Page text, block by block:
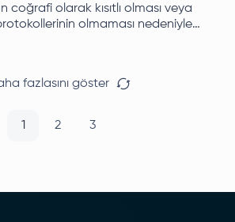
coğrafi olarak kısıtlı olması veya
olmaması nedeniyle
fazlasını göster
1 2 3